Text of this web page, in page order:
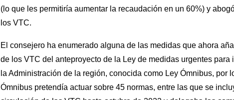
(lo que les permitiría aumentar la recaudación en un 60%) y
los VTC.
El consejero ha enumerado alguna de las medidas que ahora
de los VTC del anteproyecto de la Ley de medidas urgentes
la Administración de la región, conocida como Ley Ómnibus,
Ómnibus pretendía actuar sobre 45 normas, entre las que se